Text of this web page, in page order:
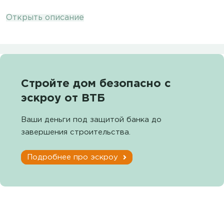
Открыть описание
Стройте дом безопасно с
эскроу от ВТБ
Ваши деньги под защитой банка до
завершения строительства.
Подробнее про эскроу